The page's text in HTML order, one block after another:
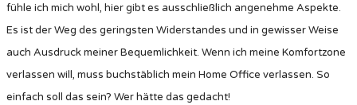
fühle ich mich wohl, hier gibt es ausschließlich angenehme Aspekte.
Es ist der Weg des geringsten Widerstandes und in gewisser Weise
auch Ausdruck meiner Bequemlichkeit. Wenn ich meine Komfortzone
verlassen will, muss buchstäblich mein Home Office verlassen. So
einfach soll das sein? Wer hätte das gedacht!